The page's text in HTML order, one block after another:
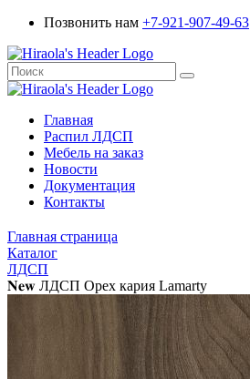
Позвонить нам +7-921-907-49-63
Главная
Распил ЛДСП
Мебель на заказ
Новости
Документация
Контакты
Главная страница
Каталог
ЛДСП
𝐍𝐞𝐰 ЛДСП Орех кария Lamarty